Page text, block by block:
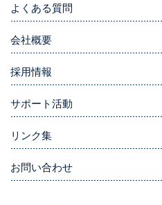
よくある質問
会社概要
採用情報
サポート活動
リンク集
お問い合わせ